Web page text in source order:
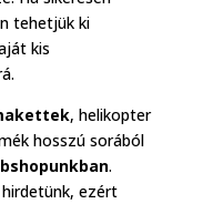
tehetjük ki
kis
, helikopter
hosszú sorából
.
ezért